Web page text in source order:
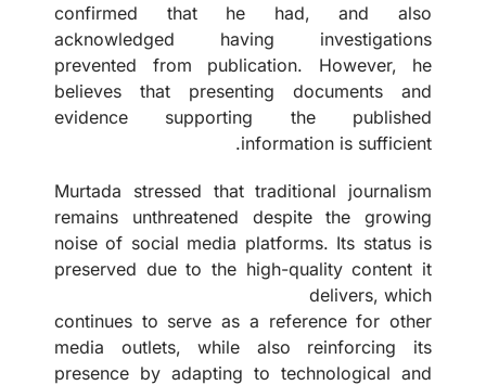
confirmed that he had, and also
acknowledged having investigations
prevented from publication. However, he
believes that presenting documents and
evidence supporting the published
information is sufficient.
Murtada stressed that traditional journalism
remains unthreatened despite the growing
noise of social media platforms. Its status is
preserved due to the high-quality content it
delivers, which
continues to serve as a reference for other
media outlets, while also reinforcing its
presence by adapting to technological and